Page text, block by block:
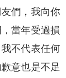
們，我向你
當年受過損
不代表任何
意也是不足